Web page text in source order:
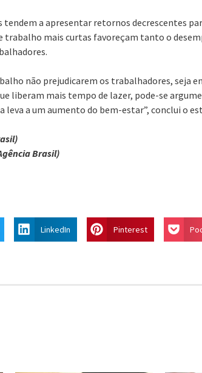
a apresentar retornos decrescentes
trabalho mais curtas favoreçam tanto o
não prejudicarem os trabalhadores, seja
liberam mais tempo de lazer, pode-se
a um aumento do bem-estar”, conclui o
Brasil)
LinkedIn Pinterest